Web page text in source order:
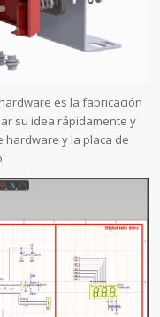
es la fabricación
su idea rápidamente y
y la placa de